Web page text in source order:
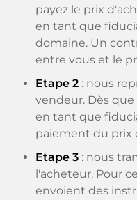
payez le prix
en tant que
domaine. Un
entre vous et le
Etape 2 : nous
vendeur. Dès
en tant que
paiement du prix
Etape 3 : nous
l'acheteur. Pour
envoient des